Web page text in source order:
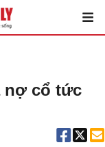
nợ cổ tức